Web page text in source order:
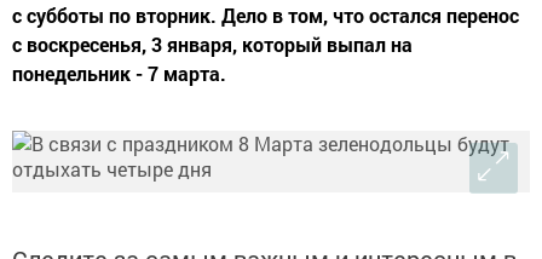
с субботы по вторник. Дело в том, что остался перенос
с воскресенья, 3 января, который выпал на
понедельник - 7 марта.